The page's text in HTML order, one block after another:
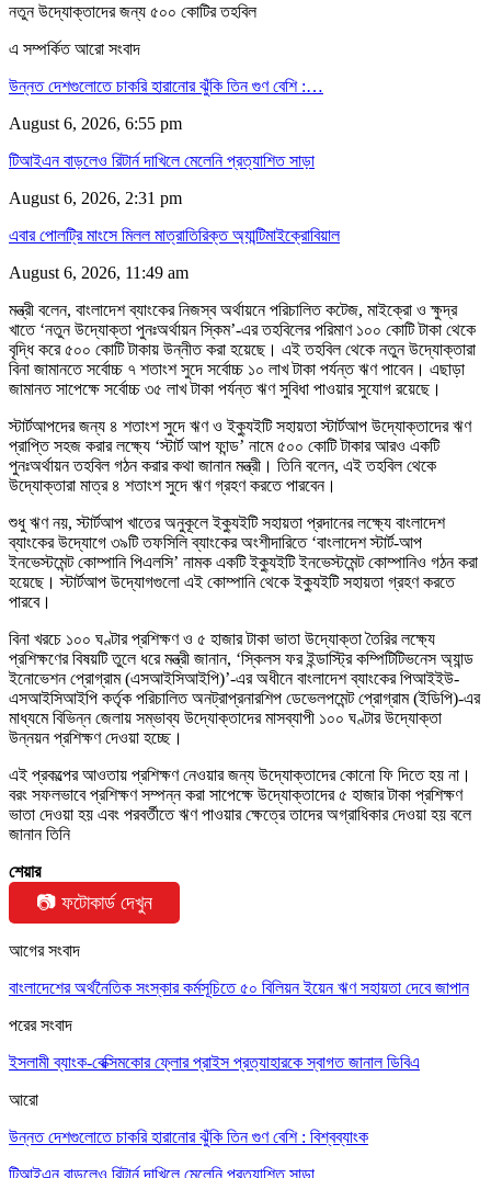
নতুন উদ্যোক্তাদের জন্য ৫০০ কোটির তহবিল
এ সম্পর্কিত আরো সংবাদ
উন্নত দেশগুলোতে চাকরি হারানোর ঝুঁকি তিন গুণ বেশি :…
August 6, 2026, 6:55 pm
টিআইএন বাড়লেও রিটার্ন দাখিলে মেলেনি প্রত্যাশিত সাড়া
August 6, 2026, 2:31 pm
এবার পোলট্রি মাংসে মিলল মাত্রাতিরিক্ত অ্যান্টিমাইক্রোবিয়াল
August 6, 2026, 11:49 am
মন্ত্রী বলেন, বাংলাদেশ ব্যাংকের নিজস্ব অর্থায়নে পরিচালিত কটেজ, মাইক্রো ও ক্ষুদ্র
খাতে ‘নতুন উদ্যোক্তা পুনঃঅর্থায়ন স্কিম’-এর তহবিলের পরিমাণ ১০০ কোটি টাকা থেকে
বৃদ্ধি করে ৫০০ কোটি টাকায় উন্নীত করা হয়েছে। এই তহবিল থেকে নতুন উদ্যোক্তারা
বিনা জামানতে সর্বোচ্চ ৭ শতাংশ সুদে সর্বোচ্চ ১০ লাখ টাকা পর্যন্ত ঋণ পাবেন। এছাড়া
জামানত সাপেক্ষে সর্বোচ্চ ৩৫ লাখ টাকা পর্যন্ত ঋণ সুবিধা পাওয়ার সুযোগ রয়েছে।
স্টার্টআপদের জন্য ৪ শতাংশ সুদে ঋণ ও ইক্যুইটি সহায়তা স্টার্টআপ উদ্যোক্তাদের ঋণ
প্রাপ্তি সহজ করার লক্ষ্যে ‘স্টার্ট আপ ফান্ড’ নামে ৫০০ কোটি টাকার আরও একটি
পুনঃঅর্থায়ন তহবিল গঠন করার কথা জানান মন্ত্রী। তিনি বলেন, এই তহবিল থেকে
উদ্যোক্তারা মাত্র ৪ শতাংশ সুদে ঋণ গ্রহণ করতে পারবেন।
শুধু ঋণ নয়, স্টার্টআপ খাতের অনুকূলে ইক্যুইটি সহায়তা প্রদানের লক্ষ্যে বাংলাদেশ
ব্যাংকের উদ্যোগে ৩৯টি তফসিলি ব্যাংকের অংশীদারিতে ‘বাংলাদেশ স্টার্ট-আপ
ইনভেস্টমেন্ট কোম্পানি পিএলসি’ নামক একটি ইক্যুইটি ইনভেস্টমেন্ট কোম্পানিও গঠন করা
হয়েছে। স্টার্টআপ উদ্যোগগুলো এই কোম্পানি থেকে ইক্যুইটি সহায়তা গ্রহণ করতে
পারবে।
বিনা খরচে ১০০ ঘণ্টার প্রশিক্ষণ ও ৫ হাজার টাকা ভাতা উদ্যোক্তা তৈরির লক্ষ্যে
প্রশিক্ষণের বিষয়টি তুলে ধরে মন্ত্রী জানান, ‘স্কিলস ফর ইন্ডাস্ট্রি কম্পিটিটিভনেস অ্যান্ড
ইনোভেশন প্রোগ্রাম (এসআইসিআইপি)’-এর অধীনে বাংলাদেশ ব্যাংকের পিআইইউ-
এসআইসিআইপি কর্তৃক পরিচালিত অনট্রাপ্রনারশিপ ডেভেলপমেন্ট প্রোগ্রাম (ইডিপি)-এর
মাধ্যমে বিভিন্ন জেলায় সম্ভাব্য উদ্যোক্তাদের মাসব্যাপী ১০০ ঘণ্টার উদ্যোক্তা
উন্নয়ন প্রশিক্ষণ দেওয়া হচ্ছে।
এই প্রকল্পের আওতায় প্রশিক্ষণ নেওয়ার জন্য উদ্যোক্তাদের কোনো ফি দিতে হয় না।
বরং সফলভাবে প্রশিক্ষণ সম্পন্ন করা সাপেক্ষে উদ্যোক্তাদের ৫ হাজার টাকা প্রশিক্ষণ
ভাতা দেওয়া হয় এবং পরবর্তীতে ঋণ পাওয়ার ক্ষেত্রে তাদের অগ্রাধিকার দেওয়া হয় বলে
জানান তিনি
শেয়ার
📷 ফটোকার্ড দেখুন
আগের সংবাদ
বাংলাদেশের অর্থনৈতিক সংস্কার কর্মসূচিতে ৫০ বিলিয়ন ইয়েন ঋণ সহায়তা দেবে জাপান
পরের সংবাদ
ইসলামী ব্যাংক-বেক্সিমকোর ফ্লোর প্রাইস প্রত্যাহারকে স্বাগত জানাল ডিবিএ
আরো
উন্নত দেশগুলোতে চাকরি হারানোর ঝুঁকি তিন গুণ বেশি : বিশ্বব্যাংক
টিআইএন বাড়লেও রিটার্ন দাখিলে মেলেনি প্রত্যাশিত সাড়া